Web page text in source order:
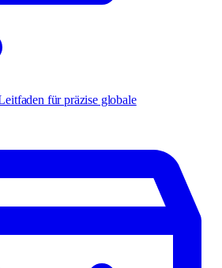
für präzise globale